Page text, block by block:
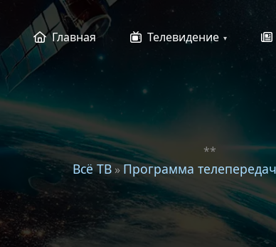
Главная Телевидение
**
Всё ТВ»Программа телепередач